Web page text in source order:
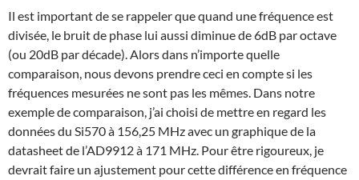
Il est important de se rappeler que quand une fréquence est
divisée, le bruit de phase lui aussi diminue de 6dB par octave
(ou 20dB par décade). Alors dans n’importe quelle
comparaison, nous devons prendre ceci en compte si les
fréquences mesurées ne sont pas les mêmes. Dans notre
exemple de comparaison, j’ai choisi de mettre en regard les
données du Si570 à 156,25 MHz avec un graphique de la
datasheet de l’AD9912 à 171 MHz. Pour être rigoureux, je
devrait faire un ajustement pour cette différence en fréquence